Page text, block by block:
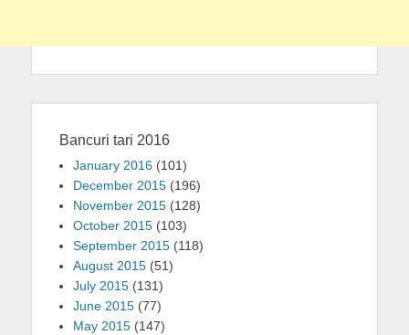
Bancuri tari 2016
January 2016 (101)
December 2015 (196)
November 2015 (128)
October 2015 (103)
September 2015 (118)
August 2015 (51)
July 2015 (131)
June 2015 (77)
May 2015 (147)